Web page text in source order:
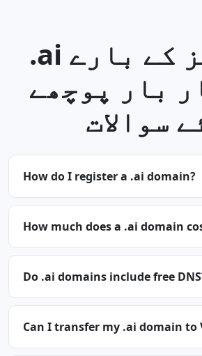
.ai ڈومینز کے بارے
بار پوچھے
سوالات
How do I register a .ai domain?
How much does a .ai domain
Do .ai domains include free
Can I transfer my .ai domain to